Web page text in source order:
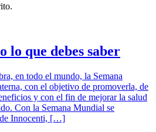
lo que debes saber
en todo el mundo, la Semana
con el objetivo de promoverla, de
y con el fin de mejorar la salud
Con la Semana Mundial se
de Innocenti, […]